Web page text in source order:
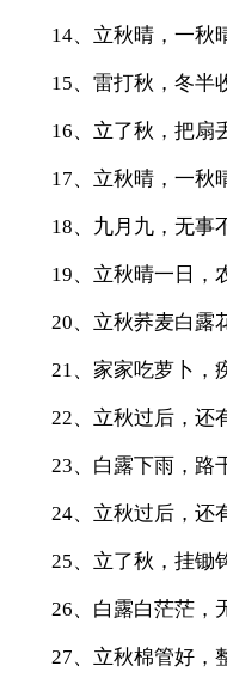
14、立秋晴，一秋
15、雷打秋，冬半
16、立了秋，把扇
17、立秋晴，一秋
18、九月九，无事
19、立秋晴一日，
20、立秋荞麦白露
21、家家吃萝卜，
22、立秋过后，还
23、白露下雨，路
24、立秋过后，还
25、立了秋，挂锄
26、白露白茫茫，
27、立秋棉管好，